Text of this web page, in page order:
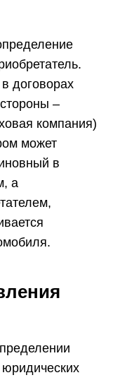
договорах
–
компания)
может
в
а